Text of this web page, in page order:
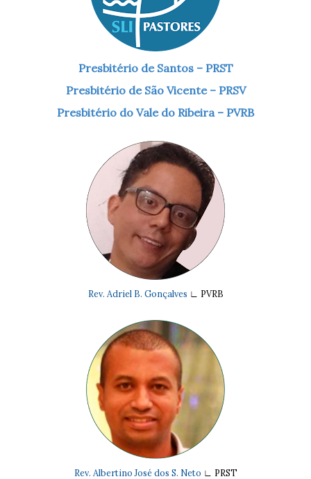
Presbitério de Santos – PRST
Presbitério de São Vicente – PRSV
Presbitério do Vale do Ribeira – PVRB
Rev. Adriel B. Gonçalves ∟ PVRB
Rev. Albertino José dos S. Neto ∟ PRST